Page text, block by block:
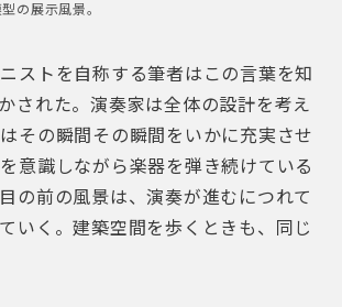
の展示風景。
ストを自称する筆者はこの言葉を知
された。演奏家は全体の設計を考え
その瞬間その瞬間をいかに充実させ
意識しながら楽器を弾き続けている
の前の風景は、演奏が進むにつれて
いく。建築空間を歩くときも、同じ